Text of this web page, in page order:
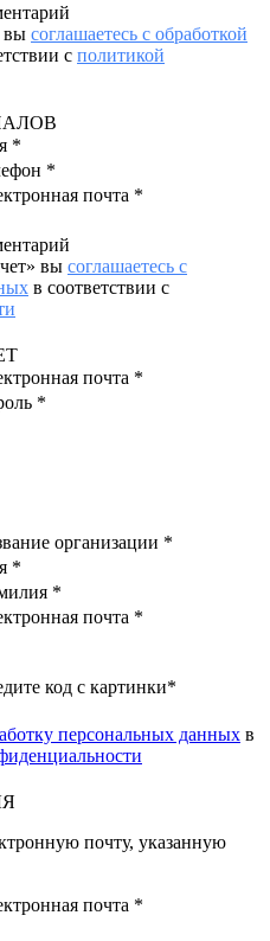
вы соглашаетесь с обработкой
с политикой
*
*
почта *
вы соглашаетесь с
в соответствии с
почта *
*
организации *
*
*
почта *
код с картинки*
персональных данных в
почту, указанную
почта *